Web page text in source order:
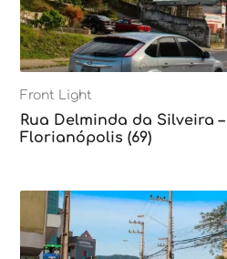
Front Light
Rua Delminda da Silveira
Florianópolis (69)